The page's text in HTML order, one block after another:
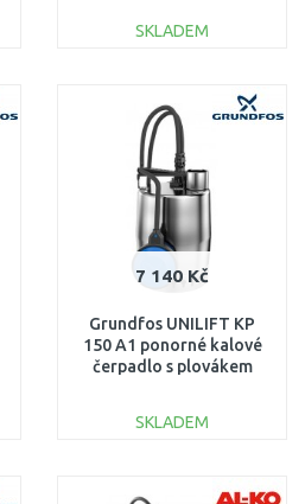
SKLADEM
Porovnat
7 140 Kč
Grundfos UNILIFT KP
150 A1 ponorné kalové
čerpadlo s plovákem
SKLADEM